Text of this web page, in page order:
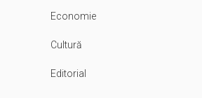
Economie
Cultură
Editorial